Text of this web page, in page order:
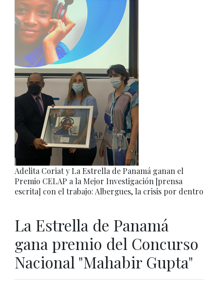
Adelita Coriat y La Estrella de Panamá ganan el
Premio CELAP a la Mejor Investigación [prensa
escrita] con el trabajo: Albergues, la crisis por dentro
La Estrella de Panamá
gana premio del Concurso
Nacional "Mahabir Gupta"